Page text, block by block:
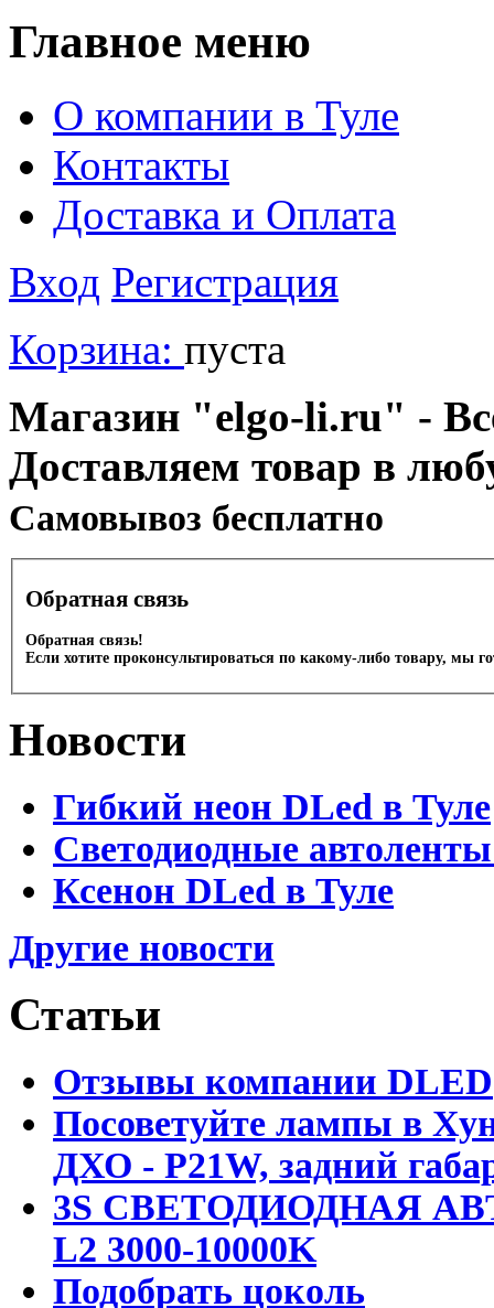
Главное меню
О компании в Туле
Контакты
Доставка и Оплата
Вход Регистрация
Корзина: пуста
Магазин "elgo-li.ru" -
Доставляем товар в
Cамовывоз бесплатно
Обратная связь
Обратная связь!
Если хотите проконсультироваться по какому-либо товару, мы
Новости
Гибкий неон DLed в Туле
Светодиодные
Ксенон DLed в Туле
Другие новости
Статьи
Отзывы компании DLED
Посоветуйте лампы в
ДХО - P21W, задний
3S СВЕТОДИОДНАЯ
L2 3000-10000K
Подобрать цоколь